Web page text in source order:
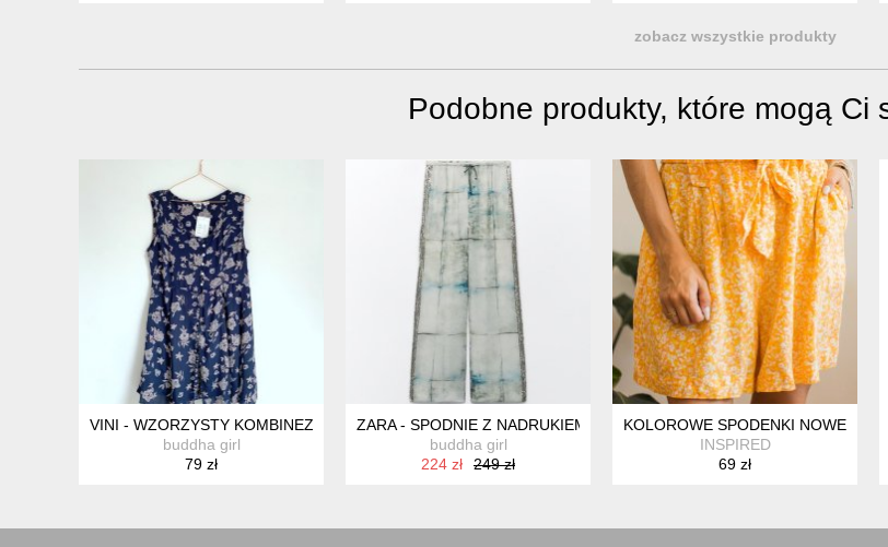
zobacz wszystkie produkty
Podobne produkty, które mogą Ci
VINI - WZORZYSTY KOMBINEZON - 38
buddha girl
79 zł
ZARA - SPODNIE Z NADRUKIEM I CEKINAMI - XS
buddha girl
224 zł
249 zł
KOLOROWE SPODENKI NOWE 42
INSPIRED
69 zł